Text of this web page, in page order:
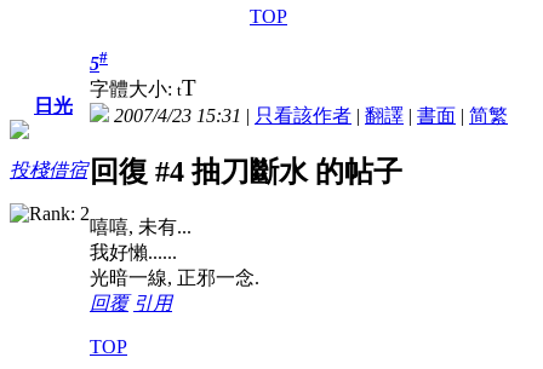
TOP
日光
投棧借宿
5#
字體大小: tT
2007/4/23 15:31 | 只看該作者 | 翻譯 | 書面 | 简繁
回復 #4 抽刀斷水 的帖子
嘻嘻, 未有...
我好懶......
光暗一線, 正邪一念.
回覆 引用
TOP